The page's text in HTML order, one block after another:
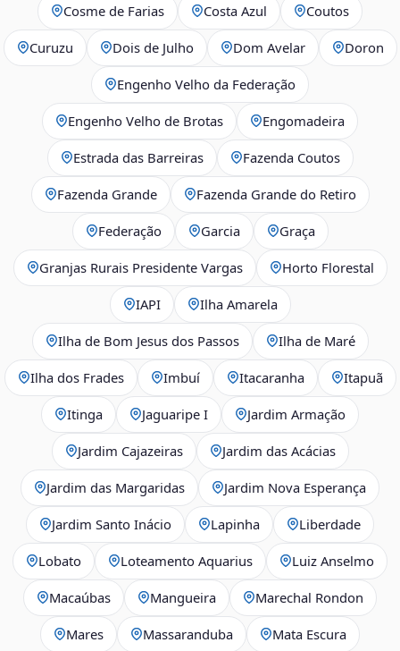
Cosme de Farias Costa Azul Coutos
Curuzu Dois de Julho Dom Avelar Doron
Engenho Velho da Federação
Engenho Velho de Brotas Engomadeira
Estrada das Barreiras Fazenda Coutos
Fazenda Grande Fazenda Grande do Retiro
Federação Garcia Graça
Granjas Rurais Presidente Vargas Horto Florestal
IAPI Ilha Amarela
Ilha de Bom Jesus dos Passos Ilha de Maré
Ilha dos Frades Imbuí Itacaranha Itapuã
Itinga Jaguaripe I Jardim Armação
Jardim Cajazeiras Jardim das Acácias
Jardim das Margaridas Jardim Nova Esperança
Jardim Santo Inácio Lapinha Liberdade
Lobato Loteamento Aquarius Luiz Anselmo
Macaúbas Mangueira Marechal Rondon
Mares Massaranduba Mata Escura